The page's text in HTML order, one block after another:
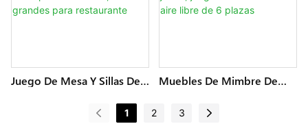
Juego De Mesa Y Sillas De
Moderno, Muebles De
Jardín, Silla De Mimbre Para
Muebles De Mimbre De
Grande De Mimbre Para
Patio Y Silla Cómoda,
1 2 3